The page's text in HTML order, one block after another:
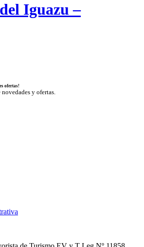
Iguazu –
ofertas!
y ofertas.